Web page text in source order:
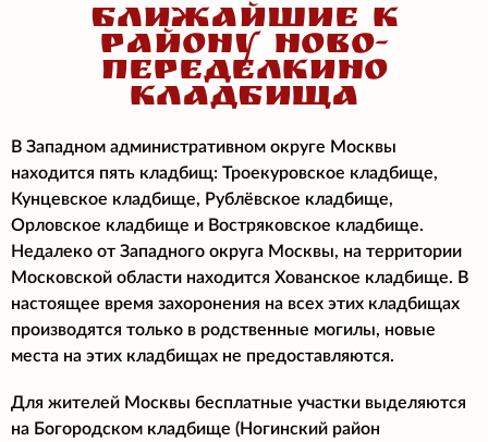
БЛИЖАЙШИЕ К
РАЙОНУ НОВО-
ПЕРЕДЕЛКИНО
КЛАДБИЩА
В Западном административном округе Москвы
находится пять кладбищ: Троекуровское кладбище,
Кунцевское кладбище, Рублёвское кладбище,
Орловское кладбище и Востряковское кладбище.
Недалеко от Западного округа Москвы, на территории
Московской области находится Хованское кладбище. В
настоящее время захоронения на всех этих кладбищах
производятся только в родственные могилы, новые
места на этих кладбищах не предоставляются.
Для жителей Москвы бесплатные участки выделяются
на Богородском кладбище (Ногинский район